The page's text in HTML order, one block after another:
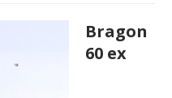
Bragon
60 ex